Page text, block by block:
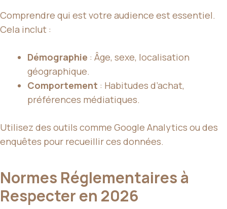
Comprendre qui est votre audience est essentiel.
Cela inclut :
Démographie : Âge, sexe, localisation
géographique.
Comportement : Habitudes d’achat,
préférences médiatiques.
Utilisez des outils comme Google Analytics ou des
enquêtes pour recueillir ces données.
Normes Réglementaires à
Respecter en 2026